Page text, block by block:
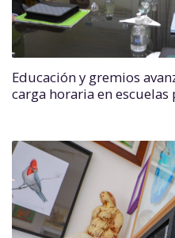
Educación y gremios
carga horaria en